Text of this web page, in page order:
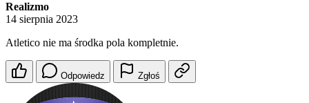
Realizmo
14 sierpnia 2023
Atletico nie ma środka pola kompletnie.
Odpowiedz Zgłoś